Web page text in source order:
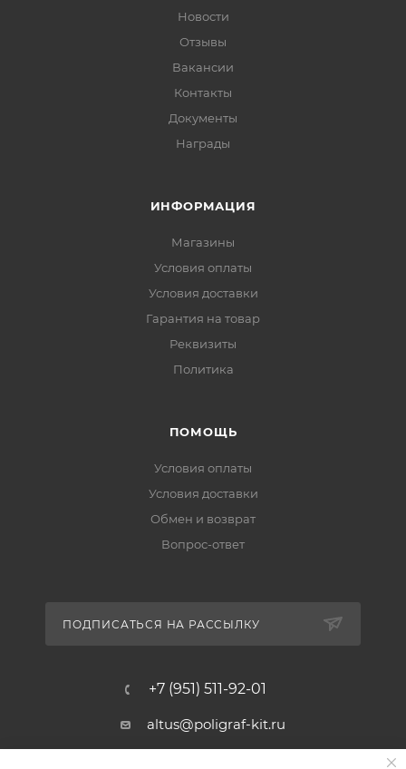
Новости
Отзывы
Вакансии
Контакты
Документы
Награды
ИНФОРМАЦИЯ
Магазины
Условия оплаты
Условия доставки
Гарантия на товар
Реквизиты
Политика
ПОМОЩЬ
Условия оплаты
Условия доставки
Обмен и возврат
Вопрос-ответ
ПОДПИСАТЬСЯ НА РАССЫЛКУ
+7 (951) 511-92-01
altus@poligraf-kit.ru